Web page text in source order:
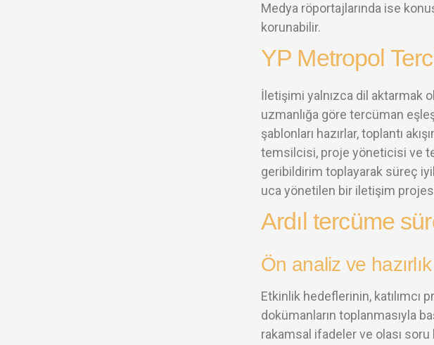
Medya röportajlarında ise
korunabilir.
YP Metropol
İletişimi yalnızca dil aktarmak
uzmanlığa göre tercüman
şablonları hazırlar, toplantı
temsilcisi, proje yöneticisi ve
geribildirim toplayarak süreç
uca yönetilen bir iletişim
Ardıl tercüme
Ön analiz ve hazırlık
Etkinlik hedeflerinin,
dokümanların toplanmasıyla
rakamsal ifadeler ve olası soru